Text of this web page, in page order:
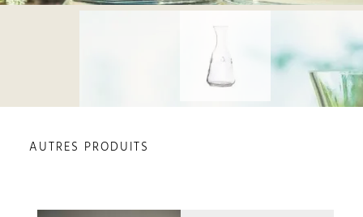
AUTRES PRODUITS